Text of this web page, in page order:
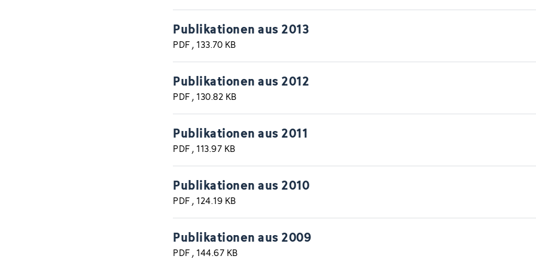
Publikationen aus 2013
PDF, 133.70 KB
Publikationen aus 2012
PDF, 130.82 KB
Publikationen aus 2011
PDF, 113.97 KB
Publikationen aus 2010
PDF, 124.19 KB
Publikationen aus 2009
PDF, 144.67 KB